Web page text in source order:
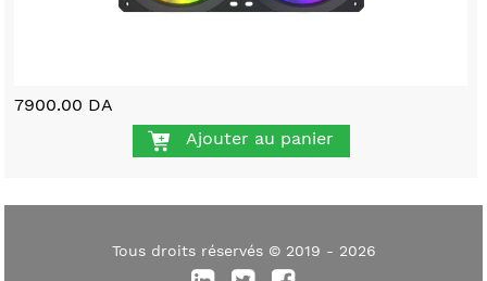
7900.00 DA
Ajouter au panier
Tous droits réservés © 2019 - 2026